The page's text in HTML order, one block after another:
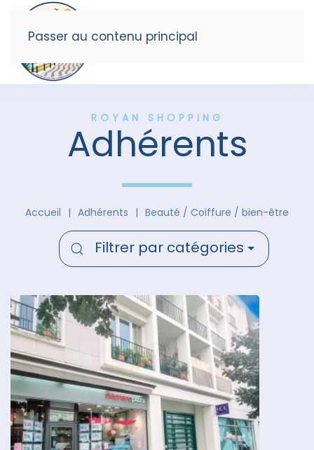
Passer au contenu principal
ROYAN SHOPPING
Adhérents
Accueil Adhérents Beauté / Coiffure / bien-être
Filtrer par catégories